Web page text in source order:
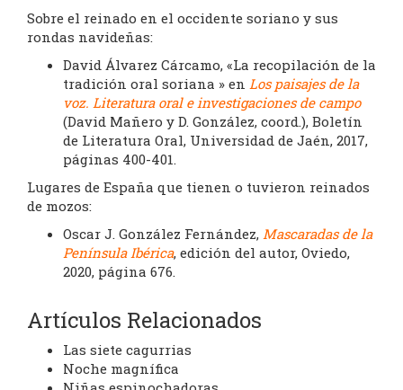
Sobre el reinado en el occidente soriano y sus
rondas navideñas:
David Álvarez Cárcamo, «La recopilación de la
tradición oral soriana » en Los paisajes de la
voz. Literatura oral e investigaciones de campo
(David Mañero y D. González, coord.), Boletín
de Literatura Oral, Universidad de Jaén, 2017,
páginas 400-401.
Lugares de España que tienen o tuvieron reinados
de mozos:
Oscar J. González Fernández, Mascaradas de la
Península Ibérica, edición del autor, Oviedo,
2020, página 676.
Artículos Relacionados
Las siete cagurrias
Noche magnífica